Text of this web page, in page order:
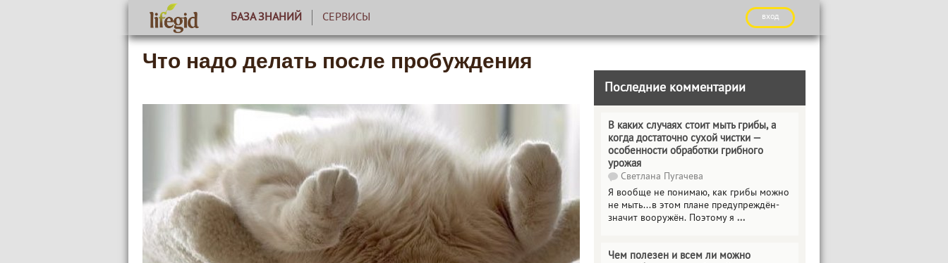
БАЗА ЗНАНИЙ СЕРВИСЫ вход
Что надо делать после пробуждения
Последние комментарии
В каких случаях стоит мыть грибы, а
когда достаточно сухой чистки —
особенности обработки грибного
урожая
Светлана Пугачева
Я вообще не понимаю, как грибы можно
не мыть...в этом плане предупреждён-
значит вооружён. Поэтому я ...
Чем полезен и всем ли можно